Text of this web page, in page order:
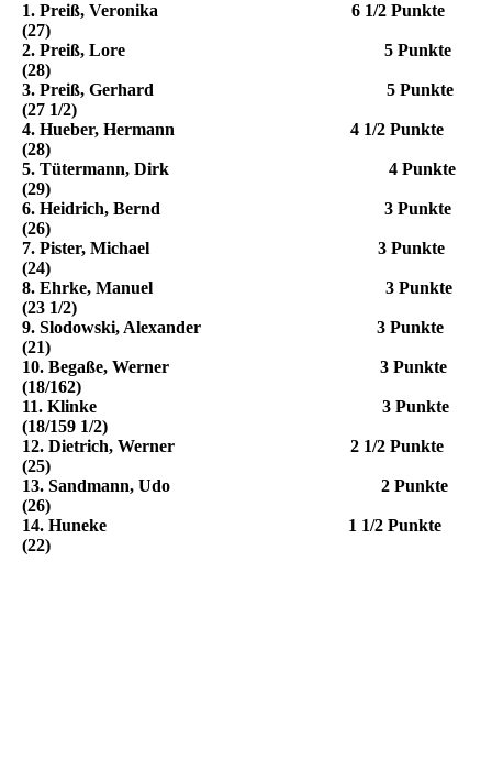
1. Preiß, Veronika 6 1/2 Punkte
(27)
2. Preiß, Lore 5 Punkte
(28)
3. Preiß, Gerhard 5 Punkte
(27 1/2)
4. Hueber, Hermann 4 1/2 Punkte
(28)
5. Tütermann, Dirk 4 Punkte
(29)
6. Heidrich, Bernd 3 Punkte
(26)
7. Pister, Michael 3 Punkte
(24)
8. Ehrke, Manuel 3 Punkte
(23 1/2)
9. Slodowski, Alexander 3 Punkte
(21)
10. Begaße, Werner 3 Punkte
(18/162)
11. Klinke 3 Punkte
(18/159 1/2)
12. Dietrich, Werner 2 1/2 Punkte
(25)
13. Sandmann, Udo 2 Punkte
(26)
14. Huneke 1 1/2 Punkte
(22)